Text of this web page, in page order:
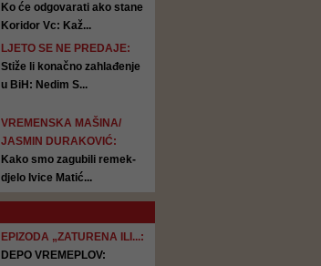
Ko će odgovarati ako stane
Koridor Vc: Kaž...
LJETO SE NE PREDAJE:
Stiže li konačno zahlađenje
u BiH: Nedim S...
VREMENSKA MAŠINA/
JASMIN DURAKOVIĆ:
Kako smo zagubili remek-
djelo Ivice Matić...
EPIZODA „ZATURENA ILI...:
DEPO VREMEPLOV: